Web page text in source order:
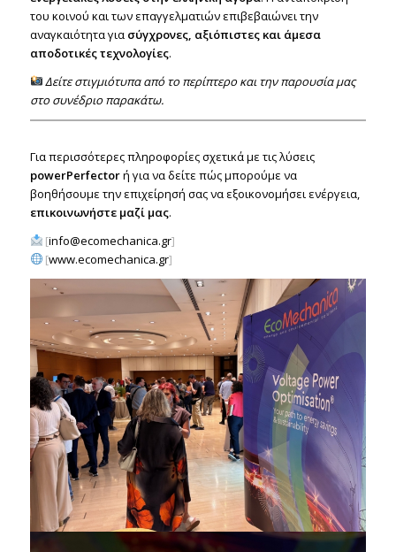
του κοινού και των επαγγελματιών επιβεβαιώνει την
αναγκαιότητα για σύγχρονες, αξιόπιστες και άμεσα
αποδοτικές τεχνολογίες.
Δείτε στιγμιότυπα από το περίπτερο και την παρουσία μας
στο συνέδριο παρακάτω.
Για περισσότερες πληροφορίες σχετικά με τις λύσεις
powerPerfectorή για να δείτε πώς μπορούμε να
βοηθήσουμε την επιχείρησή σας να εξοικονομήσει ενέργεια,
επικοινωνήστε μαζί μας.
[info@ecomechanica.gr]
[www.ecomechanica.gr]